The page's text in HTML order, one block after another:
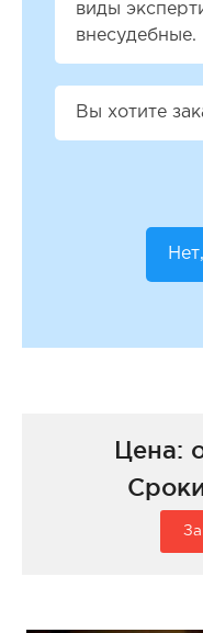
виды
внесудебные.
Вы хотите
Цена: